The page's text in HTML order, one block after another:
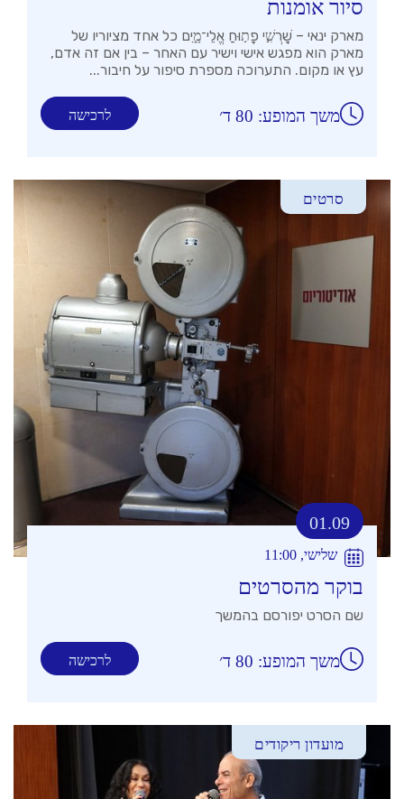
סיור אומנות
מארק ינאי – שׇׁרְשִׁ֣י פָת֣וּחַ אֱלֵי־מָ֑יִם כל אחד מציוריו של
מארק הוא מפגש אישי וישיר עם האחר – בין אם זה אדם,
עץ או מקום. התערוכה מספרת סיפור על חיבור...
לרכישה משך המופע: 80 ד׳
סרטים
01.09
שלישי, 11:00
בוקר מהסרטים
שם הסרט יפורסם בהמשך
לרכישה משך המופע: 80 ד׳
מועדון ריקודים